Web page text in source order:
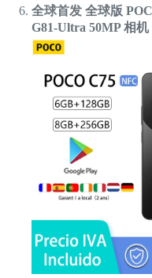
全球首发 全球版
G81-Ultra 50MP 相